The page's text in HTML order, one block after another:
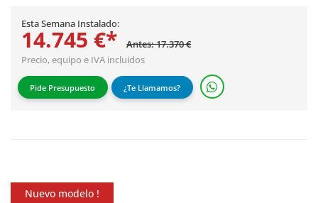
Esta Semana Instalado:
14.745 €*
Antes: 17.370 €
Precio, equipo e IVA incluidos
Pide Presupuesto ¿Te Llamamos?
Nuevo modelo !